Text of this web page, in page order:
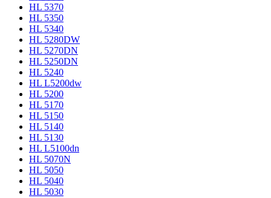
HL 5370
HL 5350
HL 5340
HL 5280DW
HL 5270DN
HL 5250DN
HL 5240
HL L5200dw
HL 5200
HL 5170
HL 5150
HL 5140
HL 5130
HL L5100dn
HL 5070N
HL 5050
HL 5040
HL 5030